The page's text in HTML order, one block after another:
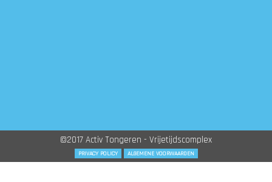
©2017 Activ Tongeren - Vrijetijdscomplex
PRIVACY POLICY ALGEMENE VOORWAARDEN